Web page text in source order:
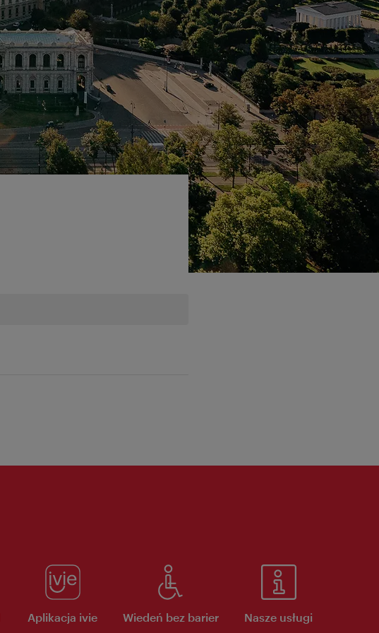
Aplikacja ivie Wiedeń bez barier Nasze usługi